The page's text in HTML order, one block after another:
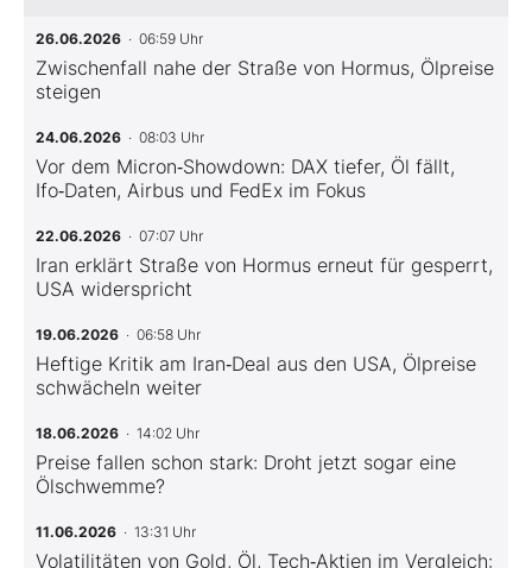
26.06.2026 · 06:59 Uhr
Zwischenfall nahe der Straße von Hormus, Ölpreise
steigen
24.06.2026 · 08:03 Uhr
Vor dem Micron‑Showdown: DAX tiefer, Öl fällt,
Ifo‑Daten, Airbus und FedEx im Fokus
22.06.2026 · 07:07 Uhr
Iran erklärt Straße von Hormus erneut für gesperrt,
USA widerspricht
19.06.2026 · 06:58 Uhr
Heftige Kritik am Iran‑Deal aus den USA, Ölpreise
schwächeln weiter
18.06.2026 · 14:02 Uhr
Preise fallen schon stark: Droht jetzt sogar eine
Ölschwemme?
11.06.2026 · 13:31 Uhr
Volatilitäten von Gold, Öl, Tech‑Aktien im Vergleich: